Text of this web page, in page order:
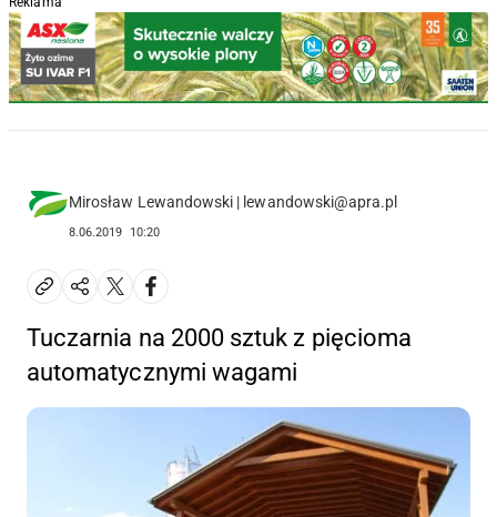
Mirosław Lewandowski | lewandowski@apra.pl
8.06.2019 10:20
Tuczarnia na 2000 sztuk z pięcioma
automatycznymi wagami